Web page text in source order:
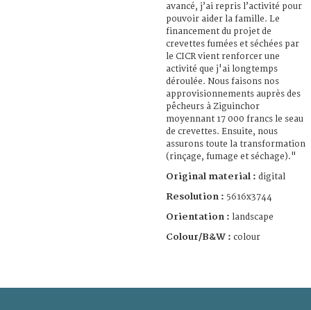
avancé, j’ai repris l’activité pour
pouvoir aider la famille. Le
financement du projet de
crevettes fumées et séchées par
le CICR vient renforcer une
activité que j'ai longtemps
déroulée. Nous faisons nos
approvisionnements auprès des
pêcheurs à Ziguinchor
moyennant 17 000 francs le seau
de crevettes. Ensuite, nous
assurons toute la transformation
(rinçage, fumage et séchage)."
Original material : digital
Resolution : 5616x3744
Orientation : landscape
Colour/B&W : colour